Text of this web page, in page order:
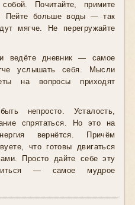
Почитайте, примите
Пейте больше воды — так
мягче. Не перегружайте
ведёте дневник — самое
услышать себя. Мысли
на вопросы приходят
непросто. Усталость,
спрятаться. Но это на
вернётся. Причём
что готовы двигаться
Просто дайте себе эту
— самое мудрое